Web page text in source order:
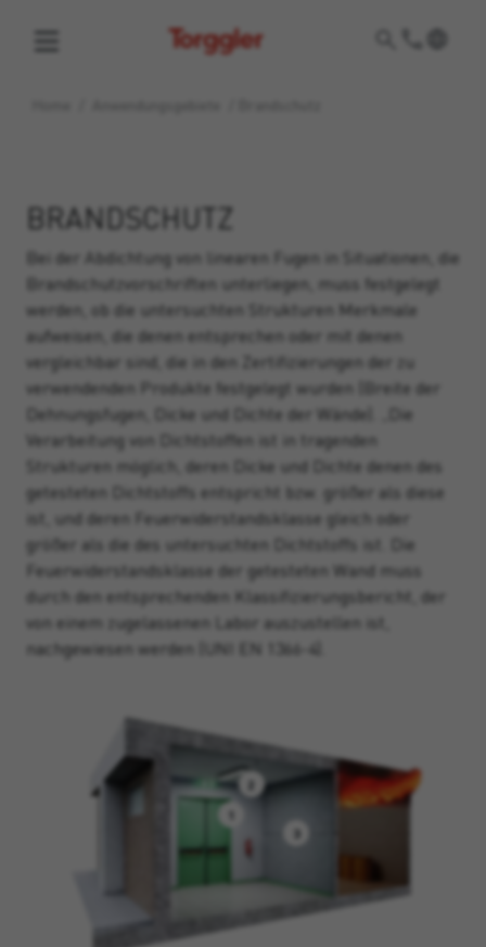
Torggler
BRANDSCHUTZ
Bei der Abdichtung von linearen Fugen in Situationen, die
Brandschutzvorschriften unterliegen, muss festgelegt
werden, ob die untersuchten Strukturen Merkmale
aufweisen, die denen entsprechen oder mit denen
vergleichbar sind, die in den Zertifizierungen der zu
verwendenden Produkte festgelegt wurden (Breite der
Dehnungsfugen, Dicke und Dichte der Wände). „Die
Verarbeitung von Dichtstoffen ist in tragenden
Strukturen möglich, deren Dicke und Dichte denen des
getesteten Dichtstoffs entspricht bzw. größer als diese
ist, und deren Feuerwiderstandsklasse gleich oder
größer als die des untersuchten Dichtstoffs ist. Die
Feuerwiderstandsklasse der getesteten Wand muss
durch den entsprechenden Klassifizierungsbericht, der
von einem zugelassenen Labor auszustellen ist,
nachgewiesen werden (UNI EN 1366-4).
1
3